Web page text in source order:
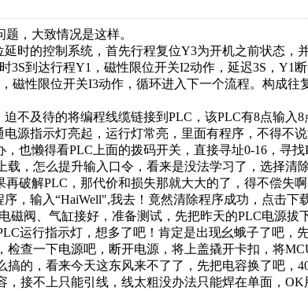
，大致情况是这样。
时的控制系统，首先行程复位Y3为开机之前状态，
3S到达行程Y1，磁性限位开关I2动作，延迟3S，Y1
磁性限位开关I3动作，循环进入下一个流程。构成往
不及待的将编程线缆链接到PLC，该PLC有8点输入8
源指示灯亮起，运行灯常亮，里面有程序，不得不
也懒得看PLC上面的拨码开关，直接寻址0-16，寻
，怎么提升输入口令，看来是没法学习了，选择清
破解PLC，那代价和损失那就大大的了，得不偿失
，输入“HaiWell",我去！竟然清除程序成功，点击下
阀、气缸接好，准备测试，先把昨天的PLC电源拔
运行指示灯，想多了吧！肯定是出现幺蛾子了吧，
查一下电源吧，断开电源，将上盖撬开卡扣，将
的，看来今天这东风来不了了，先把电容换了吧，
，接不上只能引线，线太粗没办法只能焊在单面，